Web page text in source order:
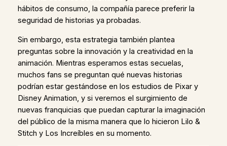
hábitos de consumo, la compañía parece preferir la
seguridad de historias ya probadas.
Sin embargo, esta estrategia también plantea
preguntas sobre la innovación y la creatividad en la
animación. Mientras esperamos estas secuelas,
muchos fans se preguntan qué nuevas historias
podrían estar gestándose en los estudios de Pixar y
Disney Animation, y si veremos el surgimiento de
nuevas franquicias que puedan capturar la imaginación
del público de la misma manera que lo hicieron Lilo &
Stitch y Los Increíbles en su momento.